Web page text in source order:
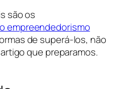
são os
empreendedorismo
de superá-los, não
que preparamos.